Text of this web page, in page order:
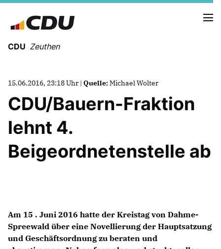
CDU Zeuthen
Mitmachen
NEWSLETTER ABONNIEREN
LINKS
15.06.2016, 23:18 Uhr | Quelle:Michael Wolter
CDU/Bauern-Fraktion
lehnt 4.
Beigeordnetenstelle ab
Am 15 . Juni 2016 hatte der Kreistag von Dahme-
Spreewald über eine Novellierung der Hauptsatzung
und Geschäftsordnung zu beraten und